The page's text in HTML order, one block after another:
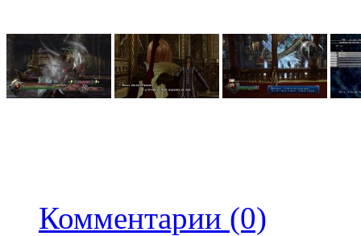
Комментарии (0)